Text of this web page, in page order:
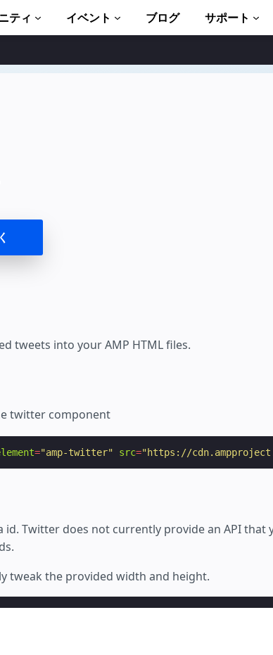
AMP
ティ イベント ブログ サポート
tweets into your AMP HTML files.
twitter component
="amp-twitter" src="https://
id. Twitter does not currently provide an API that
tweak the provided width and height.